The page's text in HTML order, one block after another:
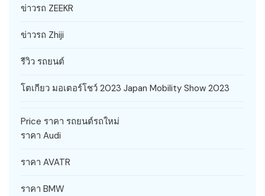
ข่าวรถ ZEEKR
ข่าวรถ Zhiji
รีวิว รถยนต์
โตเกียว มอเตอร์โชว์ 2023 Japan Mobility Show 2023
Price ราคา รถยนต์รถใหม่
ราคา Audi
ราคา AVATR
ราคา BMW